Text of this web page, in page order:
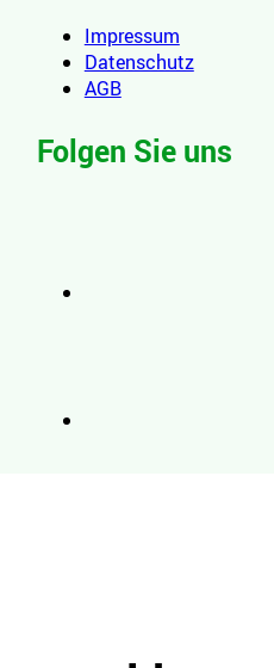
Impressum
Datenschutz
AGB
Folgen Sie uns